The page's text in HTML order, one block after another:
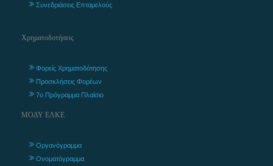
Συνεδριάσεις Επταμελούς
Χρηματοδοτήσεις
Φορείς Χρηματοδότησης
Προσκλήσεις Φορέων
7ο Πρόγραμμα Πλαίσιο
ΜΟΔΥ ΕΛΚΕ
Οργανόγραμμα
Ονοματόγραμμα